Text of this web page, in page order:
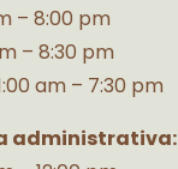
– 8:00 pm
– 8:30 pm
am – 7:30 pm
administrativa: